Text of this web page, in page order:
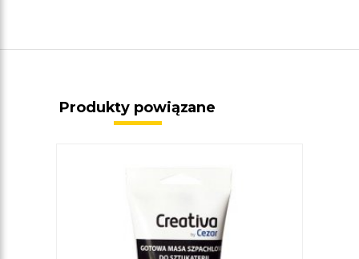
Produkty powiązane